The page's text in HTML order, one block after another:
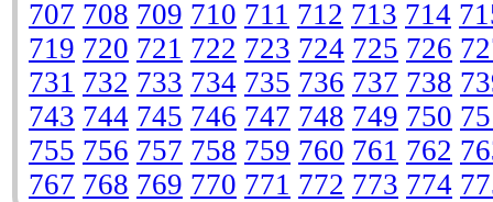
707 708 709 710 711 712 713 714
719 720 721 722 723 724 725 726
731 732 733 734 735 736 737 738
743 744 745 746 747 748 749 750
755 756 757 758 759 760 761 762
767 768 769 770 771 772 773 774